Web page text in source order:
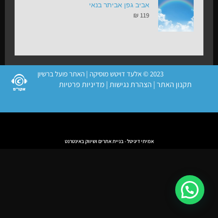
אביב גפן אביתר בנאי
₪ 119
2023 © אלעד דויטש מוסיקה | האתר פועל ברשיון
תקנון האתר| הצהרת נגישות| מדיניות פרטיות
אמיתי דיגיטל - בניית אתרים ושיווק באינטרנט